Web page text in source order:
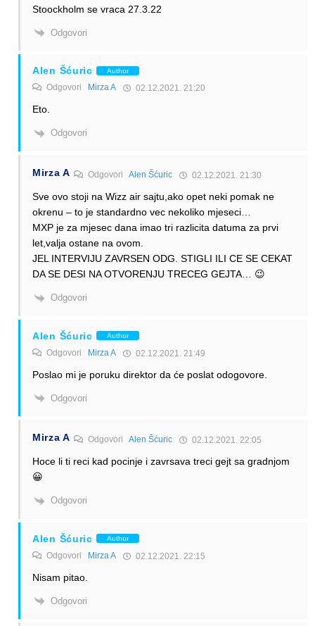
Stoockholm se vraca 27.3.22
Odgovori
Alen Šćuric Author
Odgovori Mirza A 02.12.2021. 21:20
Eto.
Odgovori
Mirza A Odgovori Alen Šćuric 02.12.2021. 21:30
Sve ovo stoji na Wizz air sajtu,ako opet neki pomak ne
okrenu – to je standardno vec nekoliko mjeseci…
MXP je za mjesec dana imao tri razlicita datuma za prvi
let,valja ostane na ovom.
JEL INTERVIJU ZAVRSEN ODG. STIGLI ILI CE SE CEKAT
DA SE DESI NA OTVORENJU TRECEG GEJTA… 😉
Odgovori
Alen Šćuric Author
Odgovori Mirza A 02.12.2021. 21:49
Poslao mi je poruku direktor da će poslat odogovore.
Odgovori
Mirza A Odgovori Alen Šćuric 02.12.2021. 22:05
Hoce li ti reci kad pocinje i zavrsava treci gejt sa gradnjom
😀
Odgovori
Alen Šćuric Author
Odgovori Mirza A 02.12.2021. 22:15
Nisam pitao.
Odgovori